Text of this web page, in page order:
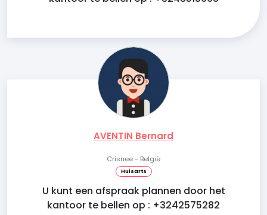
AVENTIN Bernard
Crisnee - België
Huisarts
U kunt een afspraak plannen door het
kantoor te bellen op : +3242575282